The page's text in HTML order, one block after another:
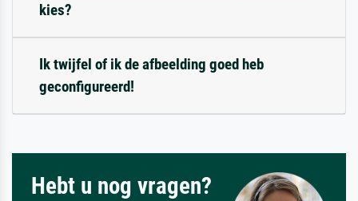
kies?
Ik twijfel of ik de afbeelding goed heb
geconfigureerd!
Hebt u nog vragen?